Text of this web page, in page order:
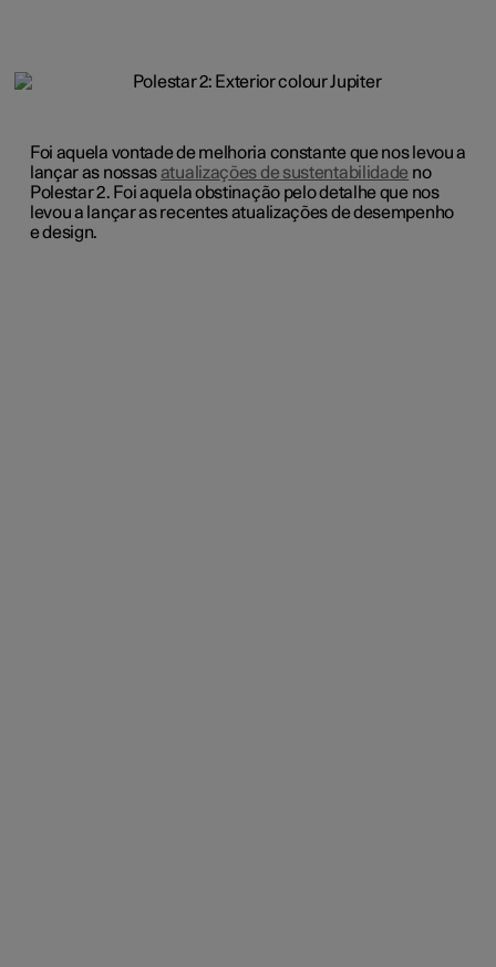
Foi aquela vontade de melhoria constante que nos levou a
lançar as nossasatualizações de sustentabilidade no
Polestar 2. Foi aquela obstinação pelo detalhe que nos
levou a lançar as recentes atualizações de desempenho
e design.